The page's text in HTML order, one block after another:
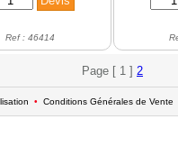
Ref : 46414
Page [ 1 ] 2
• Conditions Générales de Vente